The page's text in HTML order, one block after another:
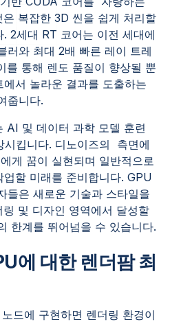
복잡한 3D 씬을 쉽게 처리할
2세대 RT 코어는 이전 세대에
러와 최대 2배 빠른 레이 트레
를 통해 렌도 품질이 향상될 뿐
서 놀라운 결과를 도출하는
줍니다.
AI 및 데이터 과학 모델 훈련
시킵니다. 디노이즈의 측면에
게 꿈이 실현되며 일반적으로
할 미래를 준비합니다. GPU
들은 새로운 기술과 스타일을
및 디자인 영역에서 달성할
한계를 뛰어넘을 수 있습니다.
에 대한 렌더팜 최
드에 구현하면 렌더링 환경이